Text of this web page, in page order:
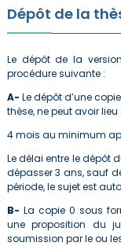
Dépôt de la
Le dépôt de la
procédure suivante :
A- Le dépôt d’une
thèse, ne peut avoir
4 mois au minimum
Le délai entre le dépôt
dépasser 3 ans, sauf
période, le sujet est
B- La copie 0 sous
une proposition du
soumission par le ou